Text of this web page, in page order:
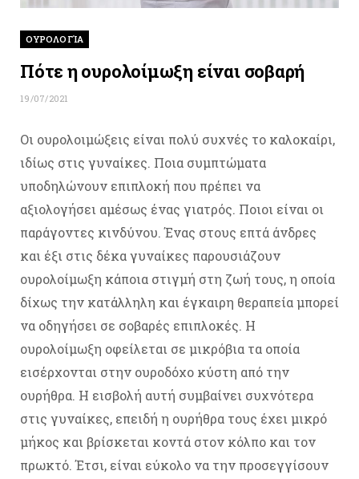
ΟΥΡΟΛΟΓΊΑ
Πότε η ουρολοίμωξη είναι σοβαρή
19/07/2021
Οι ουρολοιμώξεις είναι πολύ συχνές το καλοκαίρι,
ιδίως στις γυναίκες. Ποια συμπτώματα
υποδηλώνουν επιπλοκή που πρέπει να
αξιολογήσει αμέσως ένας γιατρός. Ποιοι είναι οι
παράγοντες κινδύνου. Ένας στους επτά άνδρες
και έξι στις δέκα γυναίκες παρουσιάζουν
ουρολοίμωξη κάποια στιγμή στη ζωή τους, η οποία
δίχως την κατάλληλη και έγκαιρη θεραπεία μπορεί
να οδηγήσει σε σοβαρές επιπλοκές. Η
ουρολοίμωξη οφείλεται σε μικρόβια τα οποία
εισέρχονται στην ουροδόχο κύστη από την
ουρήθρα. Η εισβολή αυτή συμβαίνει συχνότερα
στις γυναίκες, επειδή η ουρήθρα τους έχει μικρό
μήκος και βρίσκεται κοντά στον κόλπο και τον
πρωκτό. Έτσι, είναι εύκολο να την προσεγγίσουν